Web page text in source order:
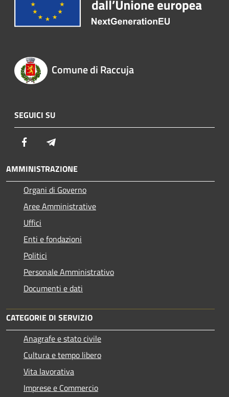
Comune di Raccuja
SEGUICI SU
Facebook
AMMINISTRAZIONE
Organi di Governo
Aree Amministrative
Uffici
Enti e fondazioni
Politici
Personale Amministrativo
Documenti e dati
CATEGORIE DI SERVIZIO
Anagrafe e stato civile
Cultura e tempo libero
Vita lavorativa
Imprese e Commercio